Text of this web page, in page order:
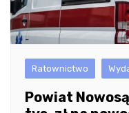
Ratownictwo
Powiat